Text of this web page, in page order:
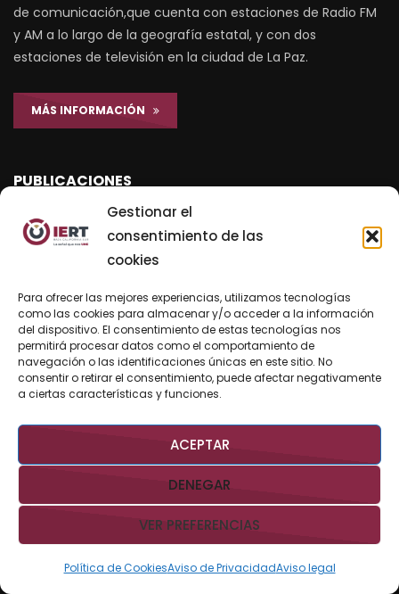
Gestionar el
consentimiento de las
cookies
Para ofrecer las mejores experiencias, utilizamos tecnologías
como las cookies para almacenar y/o acceder a la información
del dispositivo. El consentimiento de estas tecnologías nos
permitirá procesar datos como el comportamiento de
navegación o las identificaciones únicas en este sitio. No
consentir o retirar el consentimiento, puede afectar negativamente
a ciertas características y funciones.
ACEPTAR
DENEGAR
VER PREFERENCIAS
Política de CookiesAviso de PrivacidadAviso legal
de comunicación,que cuenta con estaciones de Radio FM
y AM a lo largo de la geografía estatal, y con dos
estaciones de televisión en la ciudad de La Paz.
MÁS INFORMACIÓN
PUBLICACIONES
Este jueves 6 de agosto, México con
tormentas y posibles granizadas por monzón
y ondas tropicales
ADMIERTBCSGOB
Noches Pegajosas en el Malecón de La Paz
con música, ciencia y cultura
ADMIERTBCSGOB 6 AGOSTO, 2026
Con “Presidenta en tu Barrio” se refuerzan
servicios públicos y atención directa en
Ampliación Lázaro Cárdenas
Hoy Jueves 6 de Agosto de 2026 1 Dolar
$17.18 M.N. Pesos